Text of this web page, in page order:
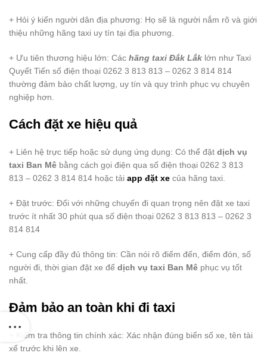
+ Hỏi ý kiến người dân địa phương: Họ sẽ là người nắm rõ và giới
thiệu những hãng taxi uy tín tại địa phương.
+ Ưu tiên thương hiệu lớn: Các hãng taxi Đắk Lắk lớn như Taxi
Quyết Tiến số điện thoại 0262 3 813 813 – 0262 3 814 814
thường đảm bảo chất lượng, uy tín và quy trình phục vụ chuyên
nghiệp hơn.
Cách đặt xe hiệu quả
+ Liên hệ trực tiếp hoặc sử dụng ứng dụng: Có thể đặt dịch vụ
taxi Ban Mê bằng cách gọi điện qua số điện thoại 0262 3 813
813 – 0262 3 814 814 hoặc tải app đặt xe của hãng taxi.
+ Đặt trước: Đối với những chuyến đi quan trọng nên đặt xe taxi
trước ít nhất 30 phút qua số điện thoại 0262 3 813 813 – 0262 3
814 814
+ Cung cấp đầy đủ thông tin: Cần nói rõ điểm đến, điểm đón, số
người đi, thời gian đặt xe để dịch vụ taxi Ban Mê phục vụ tốt
nhất.
Đảm bảo an toàn khi đi taxi
+ Kiểm tra thông tin chính xác: Xác nhận đúng biển số xe, tên tài
xế trước khi lên xe.